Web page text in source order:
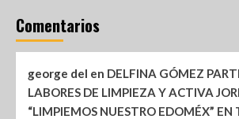
Comentarios
george del en DELFINA GÓMEZ
LABORES DE LIMPIEZA Y ACTIVA
“LIMPIEMOS NUESTRO EDOMÉX” EN